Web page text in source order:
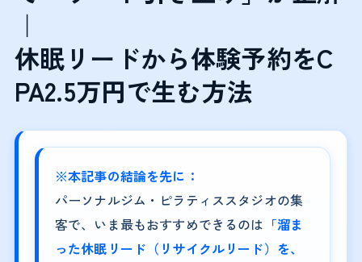
｜
休眠リードから体験予約をC
PA2.5万円で生む方法
※本記事の結論を先に：
パーソナルジム・ピラティススタジオの集
客で、いま最もおすすめできるのは 「溜ま
った休眠リード（リサイクルリード）を、